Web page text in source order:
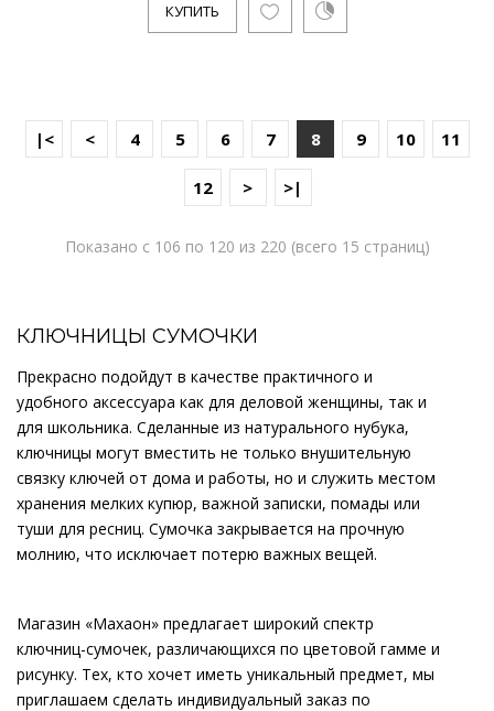
КУПИТЬ
|< < 4 5 6 7 8 9 10 11
12 > >|
Показано с 106 по 120 из 220 (всего 15 страниц)
КЛЮЧНИЦЫ СУМОЧКИ
Прекрасно подойдут в качестве практичного и
удобного аксессуара как для деловой женщины, так и
для школьника. Сделанные из натурального нубука,
ключницы могут вместить не только внушительную
связку ключей от дома и работы, но и служить местом
хранения мелких купюр, важной записки, помады или
туши для ресниц. Сумочка закрывается на прочную
молнию, что исключает потерю важных вещей.
Магазин «Махаон» предлагает широкий спектр
ключниц-сумочек, различающихся по цветовой гамме и
рисунку. Тех, кто хочет иметь уникальный предмет, мы
приглашаем сделать индивидуальный заказ по